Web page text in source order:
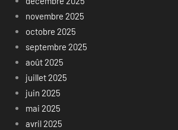
novembre 2025
octobre 2025
septembre 2025
août 2025
juillet 2025
juin 2025
mai 2025
avril 2025